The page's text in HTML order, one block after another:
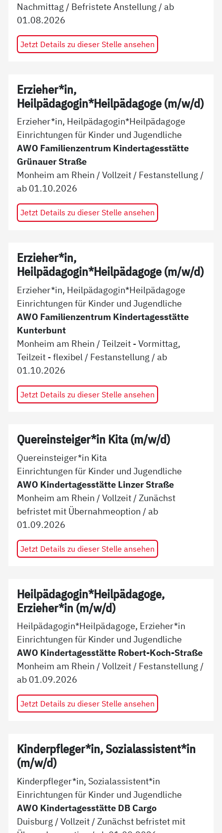
Nachmittag / Befristete Anstellung / ab
01.08.2026
Jetzt Details zu dieser Stelle ansehen
Erzieher*in,
Heilpädagogin*Heilpädagoge (m/w/d)
Erzieher*in, Heilpädagogin*Heilpädagoge
Einrichtungen für Kinder und Jugendliche
AWO Familienzentrum Kindertagesstätte
Grünauer Straße
Monheim am Rhein /Vollzeit / Festanstellung /
ab 01.10.2026
Jetzt Details zu dieser Stelle ansehen
Erzieher*in,
Heilpädagogin*Heilpädagoge (m/w/d)
Erzieher*in, Heilpädagogin*Heilpädagoge
Einrichtungen für Kinder und Jugendliche
AWO Familienzentrum Kindertagesstätte
Kunterbunt
Monheim am Rhein /Teilzeit - Vormittag,
Teilzeit - flexibel / Festanstellung / ab
01.10.2026
Jetzt Details zu dieser Stelle ansehen
Quereinsteiger*in Kita (m/w/d)
Quereinsteiger*in Kita
Einrichtungen für Kinder und Jugendliche
AWO Kindertagesstätte Linzer Straße
Monheim am Rhein /Vollzeit /Zunächst
befristet mit Übernahmeoption / ab
01.09.2026
Jetzt Details zu dieser Stelle ansehen
Heilpädagogin*Heilpädagoge,
Erzieher*in (m/w/d)
Heilpädagogin*Heilpädagoge, Erzieher*in
Einrichtungen für Kinder und Jugendliche
AWO Kindertagesstätte Robert-Koch-Straße
Monheim am Rhein /Vollzeit / Festanstellung /
ab 01.09.2026
Jetzt Details zu dieser Stelle ansehen
Kinderpfleger*in, Sozialassistent*in
(m/w/d)
Kinderpfleger*in, Sozialassistent*in
Einrichtungen für Kinder und Jugendliche
AWO Kindertagesstätte DB Cargo
Duisburg /Vollzeit /Zunächst befristet mit